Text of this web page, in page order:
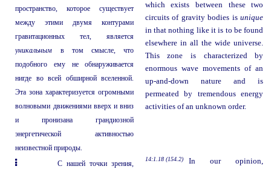
пространство, которое существует
между этими двумя контурами
гравитационных тел, является
уникальным в том смысле, что
подобного ему не обнаруживается
нигде во всей обширной вселенной.
Эта зона характеризуется огромными
волновыми движениями вверх и вниз
и пронизана грандиозной
энергетической активностью
неизвестной природы.
which exists between these two
circuits of gravity bodies isunique
in that nothing like it is to be found
elsewhere in all the wide universe.
This zone is characterized by
enormous wave movements of an
up-and-down nature and is
permeated by tremendous energy
activities of an unknown order.
С нашей точки зрения,
14:1.18 (154.2)
In our opinion,